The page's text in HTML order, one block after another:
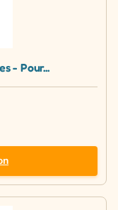
- Pour...